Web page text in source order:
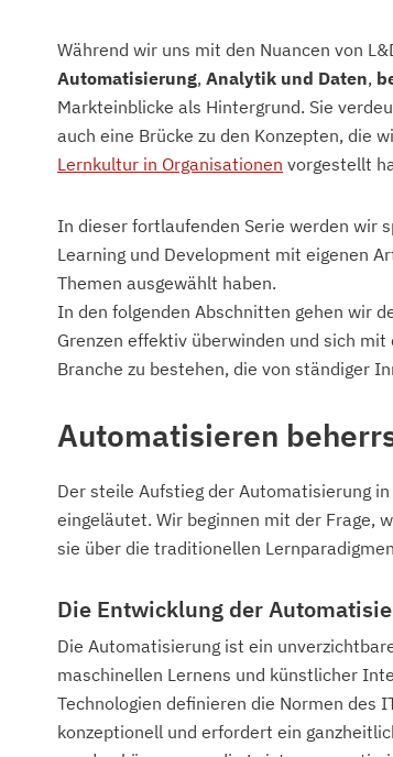
Während wir uns mit den Nuancen von
Automatisierung, Analytik und Daten,
Markteinblicke als Hintergrund. Sie
auch eine Brücke zu den Konzepten, die
Lernkultur in Organisationen vorgestellt
In dieser fortlaufenden Serie werden wir
Learning und Development mit eigenen
Themen ausgewählt haben.
In den folgenden Abschnitten gehen wir
Grenzen effektiv überwinden und sich
Branche zu bestehen, die von ständiger
Automatisieren
Der steile Aufstieg der Automatisierung
eingeläutet. Wir beginnen mit der Frage,
sie über die traditionellen
Die Entwicklung der
Die Automatisierung ist ein
maschinellen Lernens und künstlicher
Technologien definieren die Normen des
konzeptionell und erfordert ein